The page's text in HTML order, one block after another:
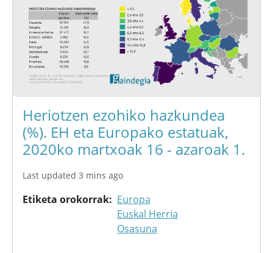
Heriotzen ezohiko hazkundea
(%). EH eta Europako estatuak,
2020ko martxoak 16 - azaroak 1.
Last updated 3 mins ago
Etiketa orokorrak
Europa
Euskal Herria
Osasuna